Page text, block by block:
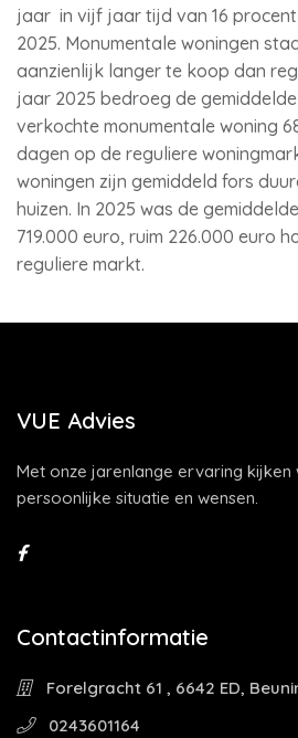
jaar in vijf jaar tijd van 16
2025. Monumentale woningen
aanzienlijk langer te koop dan
jaar 2025 bedroeg de
verkochte monumentale woning
dagen op de reguliere
woningen zijn gemiddeld fors
huizen. In 2025 was de
719.000 euro, ruim 226.000 euro
reguliere markt.
VUE Advies
Met onze jarenlange ervaring kijken
persoonlijke situatie en wensen.
Contactinformatie
Forelgracht 61 , 6642 ED,
0243601164